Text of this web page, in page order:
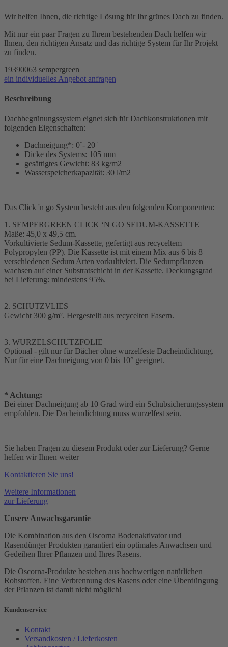
Wir helfen Ihnen, die richtige Lösung für Ihr grünes Dach zu finden.
Mit nur ein paar Fragen zu Ihrem bestehenden Dach helfen wir
Ihnen, den richtigen Ansatz und das richtige System für Ihr Projekt
zu finden.
19390063 sempergreen
ein individuelles Angebot anfragen
Beschreibung
Dachbegrünungssystem eignet sich für Dachkonstruktionen mit
folgenden Eigenschaften:
Dachneigung*: 0˚- 20˚
Dicke des Systems: 105 mm
gesättigtes Gewicht: 83 kg/m2
Wasserspeicherkapazität: 30 l/m2
Das Click 'n go System besteht aus den folgenden Komponenten:
1. SEMPERGREEN CLICK ‘N GO SEDUM-KASSETTE
Maße: 45,0 x 49,5 cm.
Vorkultivierte Sedum-Kassette, gefertigt aus recyceltem
Polypropylen (PP). Die Kassette ist mit einem Mix aus 6 bis 8
verschiedenen Sedum Arten vorkultiviert. Die Sedumpflanzen
wachsen auf einer Substratschicht in der Kassette. Deckungsgrad
bei Lieferung: mindestens 95%.
2. SCHUTZVLIES
Gewicht 300 g/m². Hergestellt aus recycelten Fasern.
3. WURZELSCHUTZFOLIE
Optional - gilt nur für Dächer ohne wurzelfeste Dacheindichtung.
Nur für eine Dachneigung von 0 bis 10° geeignet.
* Achtung:
Bei einer Dachneigung ab 10 Grad wird ein Schubsicherungssystem
empfohlen. Die Dacheindichtung muss wurzelfest sein.
Sie haben Fragen zu diesem Produkt oder zur Lieferung? Gerne
helfen wir Ihnen weiter
Kontaktieren Sie uns!
Weitere Informationen
zur Lieferung
Unsere Anwachsgarantie
Die Kombination aus den Oscorna Bodenaktivator und
Rasendünger Produkten garantiert ein optimales Anwachsen und
Gedeihen Ihrer Pflanzen und Ihres Rasens.
Die Oscorna-Produkte bestehen aus hochwertigen natürlichen
Rohstoffen. Eine Verbrennung des Rasens oder eine Überdüngung
der Pflanzen ist damit nicht möglich!
Kundenservice
Kontakt
Versandkosten / Lieferkosten